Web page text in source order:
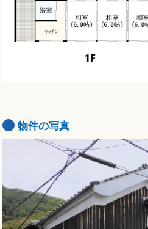
物件の写真